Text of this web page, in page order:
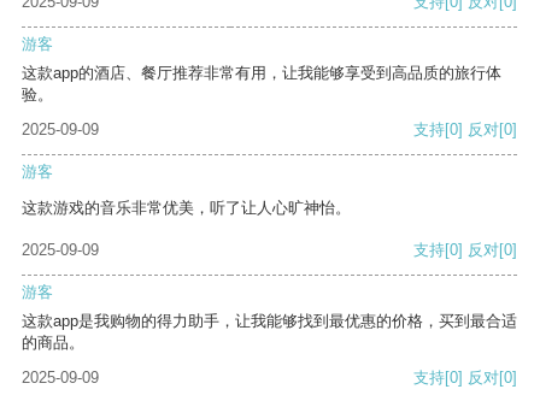
游客
这款app的酒店、餐厅推荐非常有用，让我能够享受到高品质的旅行体
验。
2025-09-09
支持[0] 反对[0]
游客
这款游戏的音乐非常优美，听了让人心旷神怡。
2025-09-09 支持[0] 反对[0]
游客
这款app是我购物的得力助手，让我能够找到最优惠的价格，买到最合适
的商品。
2025-09-09
支持[0] 反对[0]